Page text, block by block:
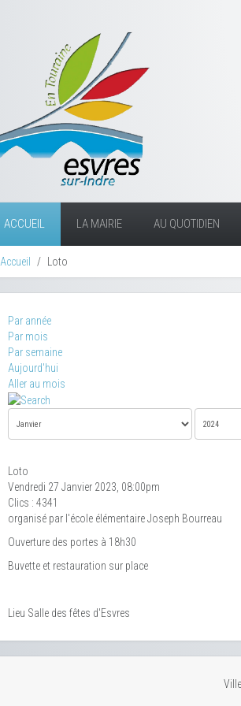
ACCUEIL LA MAIRIE AU QUOTIDIEN
Accueil Loto
Par année
Par mois
Par semaine
Aujourd'hui
Aller au mois
Loto
Vendredi 27 Janvier 2023, 08:00pm
Clics : 4341
organisé par l'école élémentaire Joseph Bourreau
Ouverture des portes à 18h30
Buvette et restauration sur place
Lieu Salle des fêtes d'Esvres